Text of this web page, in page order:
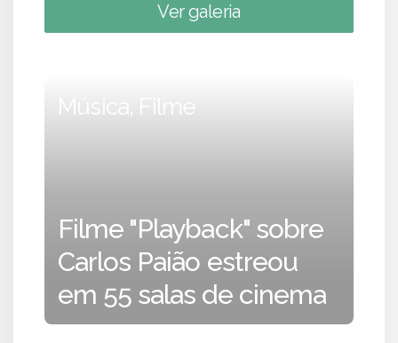
Ver galeria
Música, Filme
Filme "Playback" sobre
Carlos Paião estreou
em 55 salas de cinema